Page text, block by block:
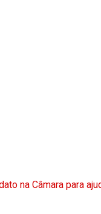
na Câmara para